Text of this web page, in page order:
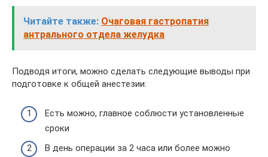
Читайте также: Очаговая гастропатия
антрального отдела желудка
Подводя итоги, можно сделать следующие выводы при
подготовке к общей анестезии:
Есть можно, главное соблюсти установленные
сроки
В день операции за 2 часа или более можно